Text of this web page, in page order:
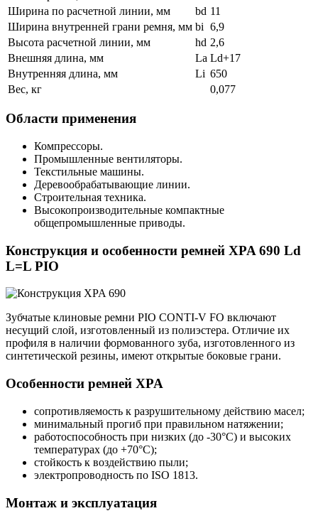
Ширина по расчетной линии, мм
bd 11
Ширина внутренней грани ремня, мм bi 6,9
Высота расчетной линии, мм
hd 2,6
Внешняя длина, мм
La Ld+17
Внутренняя длина, мм
Li 650
Вес, кг
0,077
Области применения
Компрессоры.
Промышленные вентиляторы.
Текстильные машины.
Деревообрабатывающие линии.
Строительная техника.
Высокопроизводительные компактные
общепромышленные приводы.
Конструкция и особенности ремней XPA 690 Ld
L=L PIO
Зубчатые клиновые ремни PIO CONTI-V FO включают
несущий слой, изготовленный из полиэстера. Отличие их
профиля в наличии формованного зуба, изготовленного из
синтетической резины, имеют открытые боковые грани.
Особенности ремней XPA
сопротивляемость к разрушительному действию масел;
минимальный прогиб при правильном натяжении;
работоспособность при низких (до -30°С) и высоких
температурах (до +70°С);
стойкость к воздействию пыли;
электропроводность по ISO 1813.
Монтаж и эксплуатация